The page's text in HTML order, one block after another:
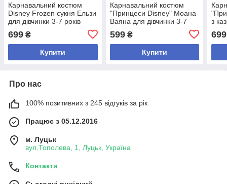
Карнавальний костюм
Disney Frozen сукня Ельзи
для дівчинки 3-7 років
699 ₴
Купити
Карнавальний костюм
"Принцеси Disney" Моана
Ваяна для дівчинки 3-7
599₴
Купити
з
699
Про нас
100% позитивних з 245 відгуків за рік
Працює з 05.12.2016
м. Луцьк
вул.Тополева, 1, Луцьк, Україна
Контакти